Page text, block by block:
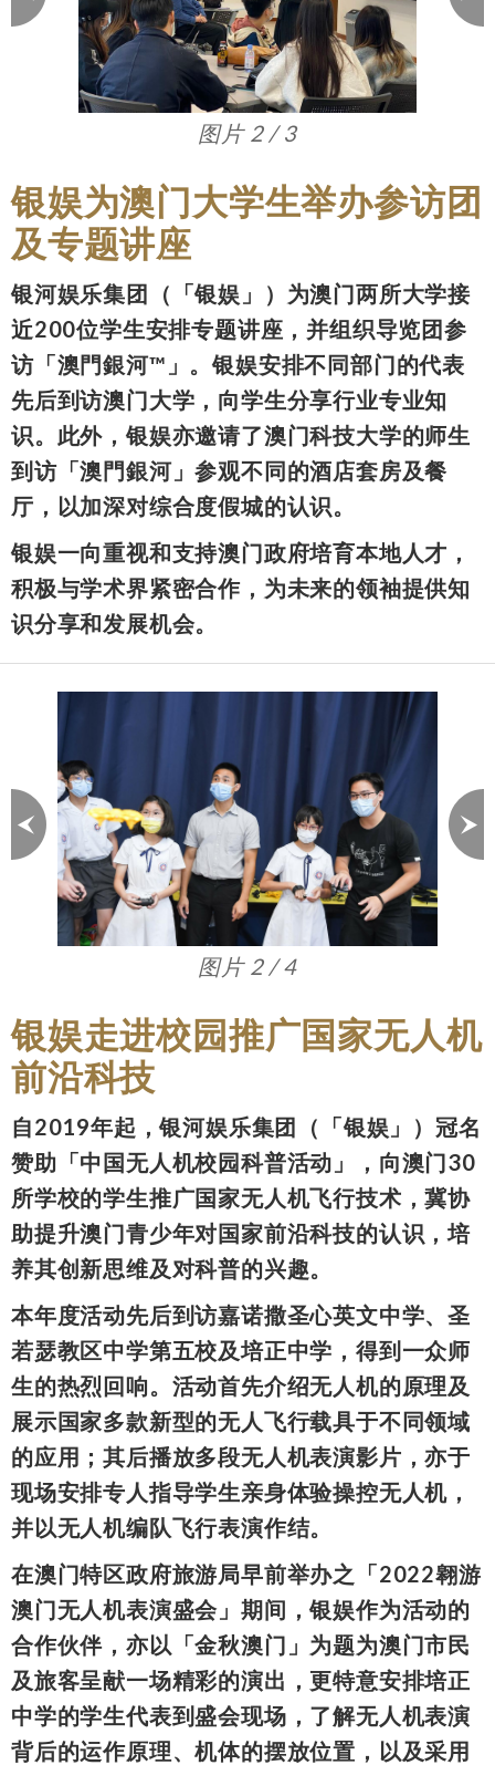
图片 2 / 3
银娱为澳门大学生举办参访团
及专题讲座
银河娱乐集团（「银娱」）为澳门两所大学接
近200位学生安排专题讲座，并组织导览团参
访「澳門銀河™」。银娱安排不同部门的代表
先后到访澳门大学，向学生分享行业专业知
识。此外，银娱亦邀请了澳门科技大学的师生
到访「澳門銀河」参观不同的酒店套房及餐
厅，以加深对综合度假城的认识。
银娱一向重视和支持澳门政府培育本地人才，
积极与学术界紧密合作，为未来的领袖提供知
识分享和发展机会。
图片 2 / 4
银娱走进校园推广国家无人机
前沿科技
自2019年起，银河娱乐集团（「银娱」）冠名
赞助「中国无人机校园科普活动」，向澳门30
所学校的学生推广国家无人机飞行技术，冀协
助提升澳门青少年对国家前沿科技的认识，培
养其创新思维及对科普的兴趣。
本年度活动先后到访嘉诺撒圣心英文中学、圣
若瑟教区中学第五校及培正中学，得到一众师
生的热烈回响。活动首先介绍无人机的原理及
展示国家多款新型的无人飞行载具于不同领域
的应用；其后播放多段无人机表演影片，亦于
现场安排专人指导学生亲身体验操控无人机，
并以无人机编队飞行表演作结。
在澳门特区政府旅游局早前举办之「2022翱游
澳门无人机表演盛会」期间，银娱作为活动的
合作伙伴，亦以「金秋澳门」为题为澳门市民
及旅客呈献一场精彩的演出，更特意安排培正
中学的学生代表到盛会现场，了解无人机表演
背后的运作原理、机体的摆放位置，以及采用